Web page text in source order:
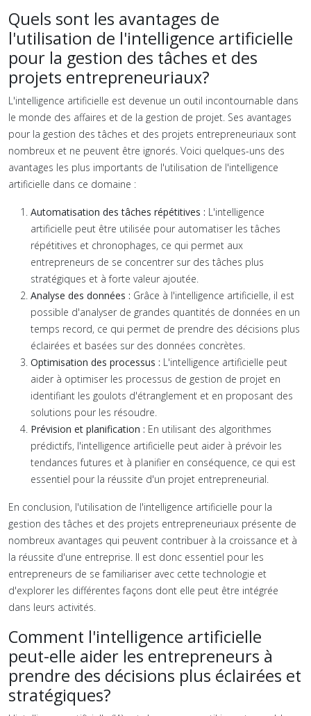
Quels sont les avantages de
l'utilisation de l'intelligence artificielle
pour la gestion des tâches et des
projets entrepreneuriaux?
L'intelligence artificielle est devenue un outil incontournable dans
le monde des affaires et de la gestion de projet. Ses avantages
pour la gestion des tâches et des projets entrepreneuriaux sont
nombreux et ne peuvent être ignorés. Voici quelques-uns des
avantages les plus importants de l'utilisation de l'intelligence
artificielle dans ce domaine :
Automatisation des tâches répétitives : L'intelligence
artificielle peut être utilisée pour automatiser les tâches
répétitives et chronophages, ce qui permet aux
entrepreneurs de se concentrer sur des tâches plus
stratégiques et à forte valeur ajoutée.
Analyse des données : Grâce à l'intelligence artificielle, il est
possible d'analyser de grandes quantités de données en un
temps record, ce qui permet de prendre des décisions plus
éclairées et basées sur des données concrètes.
Optimisation des processus : L'intelligence artificielle peut
aider à optimiser les processus de gestion de projet en
identifiant les goulots d'étranglement et en proposant des
solutions pour les résoudre.
Prévision et planification : En utilisant des algorithmes
prédictifs, l'intelligence artificielle peut aider à prévoir les
tendances futures et à planifier en conséquence, ce qui est
essentiel pour la réussite d'un projet entrepreneurial.
En conclusion, l'utilisation de l'intelligence artificielle pour la
gestion des tâches et des projets entrepreneuriaux présente de
nombreux avantages qui peuvent contribuer à la croissance et à
la réussite d'une entreprise. Il est donc essentiel pour les
entrepreneurs de se familiariser avec cette technologie et
d'explorer les différentes façons dont elle peut être intégrée
dans leurs activités.
Comment l'intelligence artificielle
peut-elle aider les entrepreneurs à
prendre des décisions plus éclairées et
stratégiques?